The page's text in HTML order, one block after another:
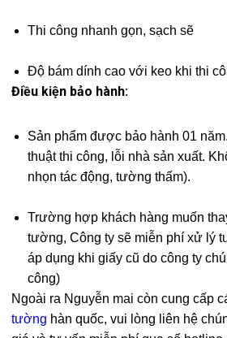
Thi công nhanh gọn, sạch sẽ
Độ bám dính cao với keo khi thi
Điều kiện bảo hành:
Sản phẩm được bảo hành 01
thuật thi công, lỗi nhà sản xuất.
nhọn tác động, tường thấm).
Trường hợp khách hàng muốn
tường, Công ty sẽ miễn phí xử lý
áp dụng khi giấy cũ do công ty
công)
Ngoài ra Nguyễn mai còn cung cấp
tường hàn quốc, vui lòng liên hệ